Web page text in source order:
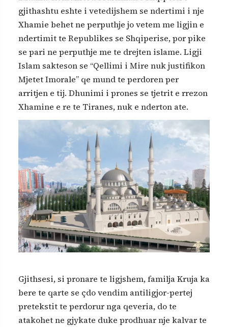
gjithashtu eshte i vetedijshem se ndertimi i nje
Xhamie behet ne perputhje jo vetem me ligjin e
ndertimit te Republikes se Shqiperise, por pike
se pari ne perputhje me te drejten islame. Ligji
Islam sakteson se “Qellimi i Mire nuk justifikon
Mjetet Imorale” qe mund te perdoren per
arritjen e tij. Dhunimi i prones se tjetrit e rrezon
Xhamine e re te Tiranes, nuk e nderton ate.
Gjithsesi, si pronare te ligjshem, familja Kruja ka
bere te qarte se çdo vendim antiligjor-pertej
pretekstit te perdorur nga qeveria, do te
atakohet ne gjykate duke prodhuar nje kalvar te